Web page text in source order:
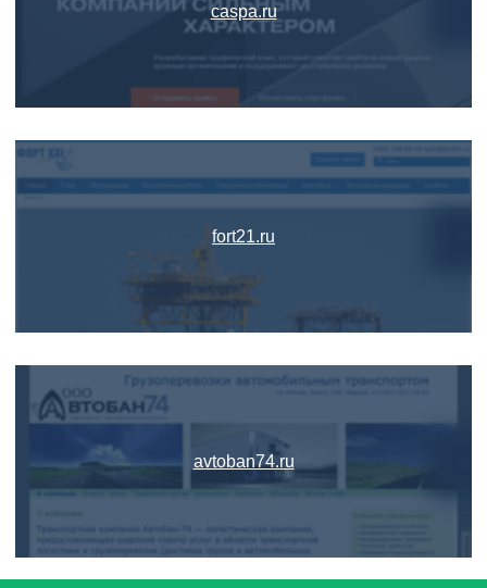
caspa.ru
fort21.ru
avtoban74.ru